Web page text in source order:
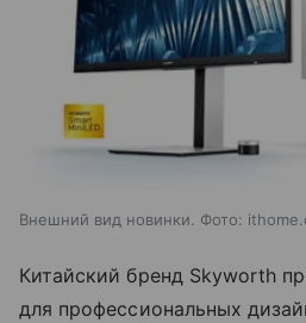
Внешний вид новинки. Фото:
Китайский бренд Skyworth
для профессиональных